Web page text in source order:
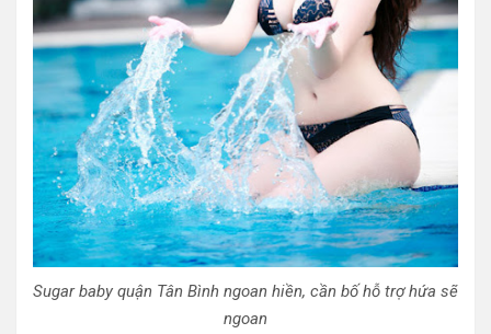
Sugar baby quận Tân Bình ngoan hiền, cần bố hỗ trợ hứa sẽ
ngoan